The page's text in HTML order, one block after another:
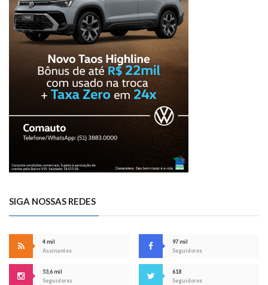
SIGA NOSSAS REDES
4 mil
Assinantes
97 mil
Seguidores
53,6 mil
Seguidores
618
Seguidores